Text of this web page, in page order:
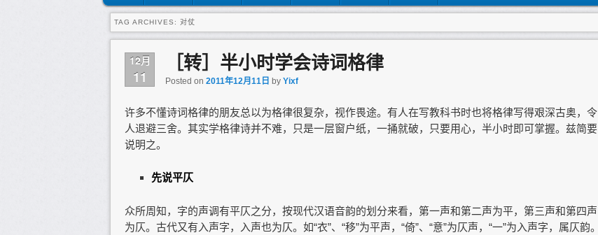
TAG ARCHIVES: 对仗
12月
11
［转］半小时学会诗词格律
Posted on 2011年12月11日 by Yixf
许多不懂诗词格律的朋友总以为格律很复杂，视作畏途。有人在写教科书时也将格律写得艰深古奥，令
人退避三舍。其实学格律诗并不难，只是一层窗户纸，一捅就破，只要用心，半小时即可掌握。兹简要
说明之。
先说平仄
众所周知，字的声调有平仄之分，按现代汉语音韵的划分来看，第一声和第二声为平，第三声和第四声
为仄。古代又有入声字，入声也为仄。如“衣”、“移”为平声，“倚”、“意”为仄声，“一”为入声字，属仄韵。